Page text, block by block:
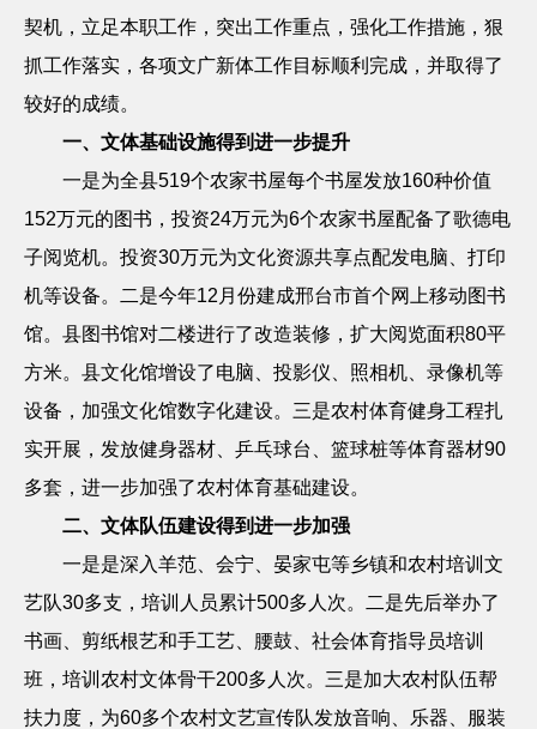
契机，立足本职工作，突出工作重点，强化工作措施，狠
抓工作落实，各项文广新体工作目标顺利完成，并取得了
较好的成绩。
一、文体基础设施得到进一步提升
一是为全县519个农家书屋每个书屋发放160种价值
152万元的图书，投资24万元为6个农家书屋配备了歌德电
子阅览机。投资30万元为文化资源共享点配发电脑、打印
机等设备。二是今年12 月份建成邢台市首个网上移动图书
馆。县图书馆对二楼进行了改造装修，扩大阅览面积80平
方米。县文化馆增设了电脑、投影仪、照相机、录像机等
设备，加强文化馆数字化建设。三是农村体育健身工程扎
实开展，发放健身器材、乒乓球台、篮球桩等体育器材90
多套，进一步加强了农村体育基础建设。
二、文体队伍建设得到进一步加强
一是是深入羊范、会宁、晏家屯等乡镇和农村培训文
艺队30多支，培训人员累计500多人次。二是先后举办了
书画、剪纸根艺和手工艺、腰鼓、社会体育指导员培训
班，培训农村文体骨干200多人次。三是加大农村队伍帮
扶力度，为60多个农村文艺宣传队发放音响、乐器、服装